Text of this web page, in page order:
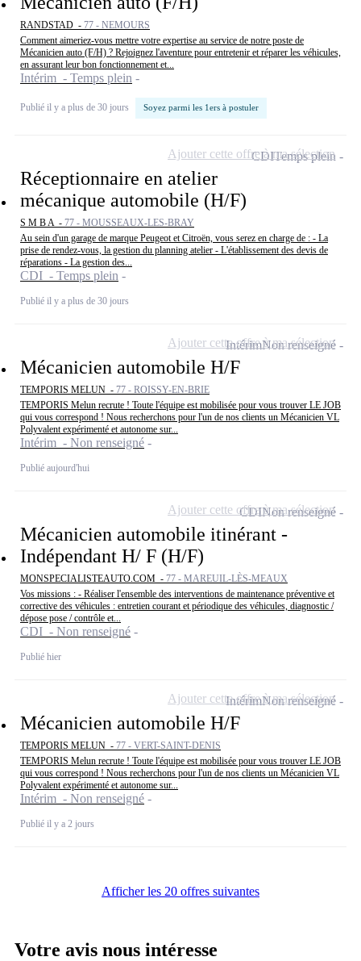
RANDSTAD - 77 - NEMOURS
Comment aimeriez-vous mettre votre expertise au service de notre poste de
Mécanicien auto (F/H) ? Rejoignez l'aventure pour entretenir et réparer les véhicules,
en assurant leur bon fonctionnement et...
Intérim - Temps plein
Publié il y a plus de 30 jours Soyez parmi les 1ers à postuler
Réceptionnaire en atelier
mécanique automobile (H/F)
S M B A - 77 - MOUSSEAUX-LES-BRAY
Au sein d'un garage de marque Peugeot et Citroën, vous serez en charge de : - La
prise de rendez-vous, la gestion du planning atelier - L'établissement des devis de
réparations - La gestion des...
CDI - Temps plein
Publié il y a plus de 30 jours
CDITemps plein
Ajouter cette offre à ma sélection
Mécanicien automobile H/F
TEMPORIS MELUN - 77 - ROISSY-EN-BRIE
TEMPORIS Melun recrute ! Toute l'équipe est mobilisée pour vous trouver LE JOB
qui vous correspond ! Nous recherchons pour l'un de nos clients un Mécanicien VL
Polyvalent expérimenté et autonome sur...
Intérim - Non renseigné
Publié aujourd'hui
IntérimNon renseigné
Ajouter cette offre à ma sélection
Mécanicien automobile itinérant -
Indépendant H/ F (H/F)
MONSPECIALISTEAUTO.COM - 77 - MAREUIL-LÈS-MEAUX
Vos missions : - Réaliser l'ensemble des interventions de maintenance préventive et
corrective des véhicules : entretien courant et périodique des véhicules, diagnostic /
dépose pose / contrôle et...
CDI - Non renseigné
Publié hier
CDINon renseigné
Ajouter cette offre à ma sélection
Mécanicien automobile H/F
TEMPORIS MELUN - 77 - VERT-SAINT-DENIS
TEMPORIS Melun recrute ! Toute l'équipe est mobilisée pour vous trouver LE JOB
qui vous correspond ! Nous recherchons pour l'un de nos clients un Mécanicien VL
Polyvalent expérimenté et autonome sur...
Intérim - Non renseigné
Publié il y a 2 jours
IntérimNon renseigné
Ajouter cette offre à ma sélection
Afficher les 20 offres suivantes
Votre avis nous intéresse